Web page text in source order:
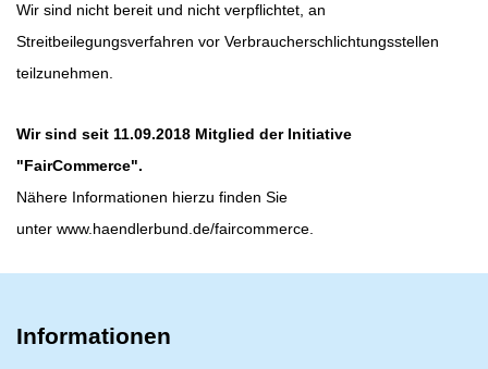
Wir sind nicht bereit und nicht verpflichtet, an
Streitbeilegungsverfahren vor Verbraucherschlichtungsstellen
teilzunehmen.
Wir sind seit 11.09.2018 Mitglied der Initiative
"FairCommerce".
Nähere Informationen hierzu finden Sie
unter www.haendlerbund.de/faircommerce.
Informationen